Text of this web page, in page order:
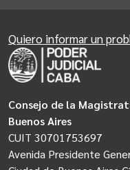
Consejo de la
Buenos Aires
CUIT 30701753697
Avenida Presidente
Quiero informar un